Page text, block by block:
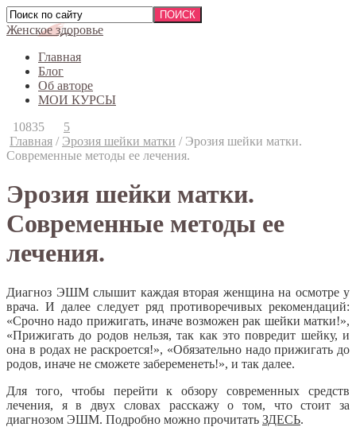
Женское здоровье
Главная
Блог
Об авторе
МОИ КУРСЫ
10835
5
Главная / Эрозия шейки матки / Эрозия шейки матки.
Современные методы ее лечения.
Эрозия шейки матки.
Современные методы ее
лечения.
Диагноз ЭШМ слышит каждая вторая женщина на осмотре у
врача. И далее следует ряд противоречивых рекомендаций:
«Срочно надо прижигать, иначе возможен рак шейки матки!»,
«Прижигать до родов нельзя, так как это повредит шейку, и
она в родах не раскроется!», «Обязательно надо прижигать до
родов, иначе не сможете забеременеть!», и так далее.
Для того, чтобы перейти к обзору современных средств
лечения, я в двух словах расскажу о том, что стоит за
диагнозом ЭШМ. Подробно можно прочитать ЗДЕСЬ.